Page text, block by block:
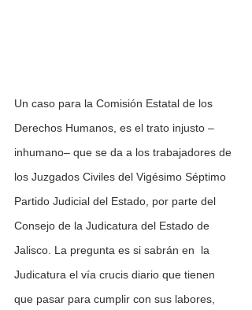
Un caso para la Comisión Estatal de los
Derechos Humanos, es el trato injusto –
inhumano– que se da a los trabajadores de
los Juzgados Civiles del Vigésimo Séptimo
Partido Judicial del Estado, por parte del
Consejo de la Judicatura del Estado de
Jalisco. La pregunta es si sabrán en  la
Judicatura el vía crucis diario que tienen
que pasar para cumplir con sus labores,